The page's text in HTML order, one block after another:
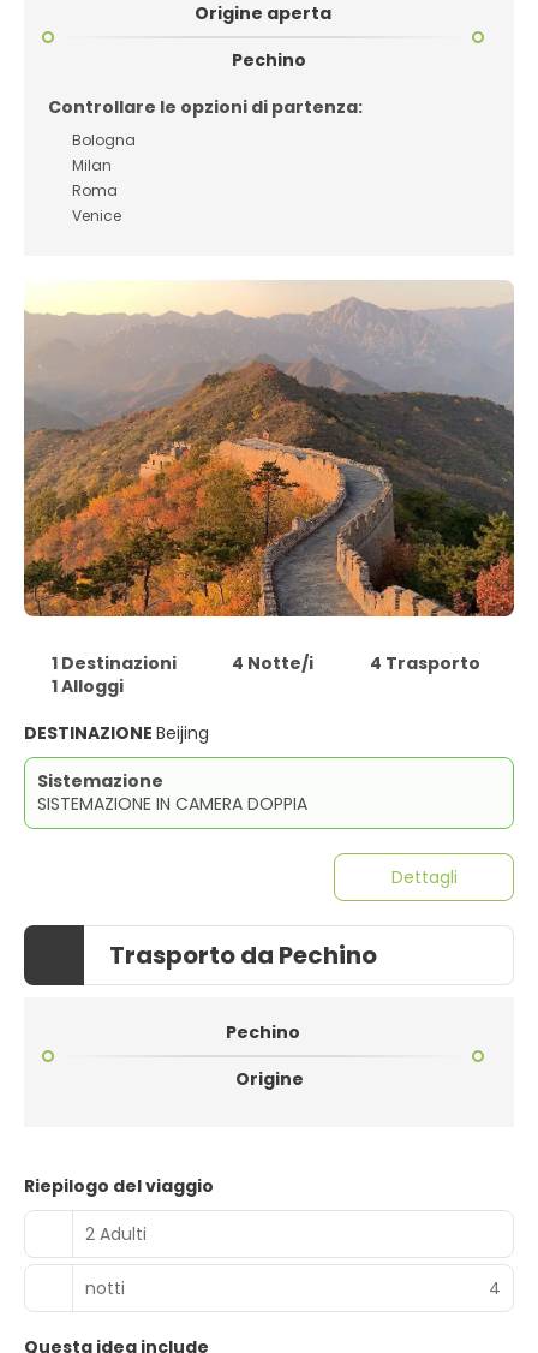
Origine aperta
Pechino
Controllare le opzioni di partenza:
Bologna
Milan
Roma
Venice
1 Destinazioni 4 Notte/i
4 Trasporto
1 Alloggi
DESTINAZIONE Beijing
Sistemazione
SISTEMAZIONE IN CAMERA DOPPIA
Dettagli
Trasporto da Pechino
Pechino
Origine
Riepilogo del viaggio
2 Adulti
notti 4
Questa idea include